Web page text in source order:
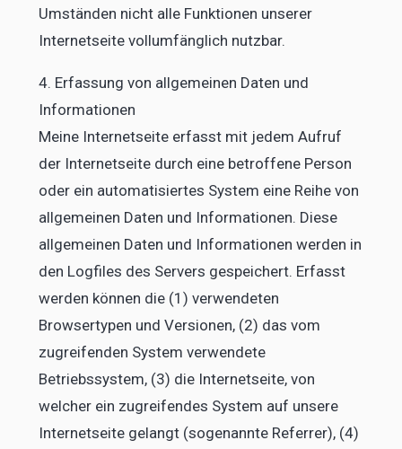
Umständen nicht alle Funktionen unserer
Internetseite vollumfänglich nutzbar.
4. Erfassung von allgemeinen Daten und
Informationen
Meine Internetseite erfasst mit jedem Aufruf
der Internetseite durch eine betroffene Person
oder ein automatisiertes System eine Reihe von
allgemeinen Daten und Informationen. Diese
allgemeinen Daten und Informationen werden in
den Logfiles des Servers gespeichert. Erfasst
werden können die (1) verwendeten
Browsertypen und Versionen, (2) das vom
zugreifenden System verwendete
Betriebssystem, (3) die Internetseite, von
welcher ein zugreifendes System auf unsere
Internetseite gelangt (sogenannte Referrer), (4)